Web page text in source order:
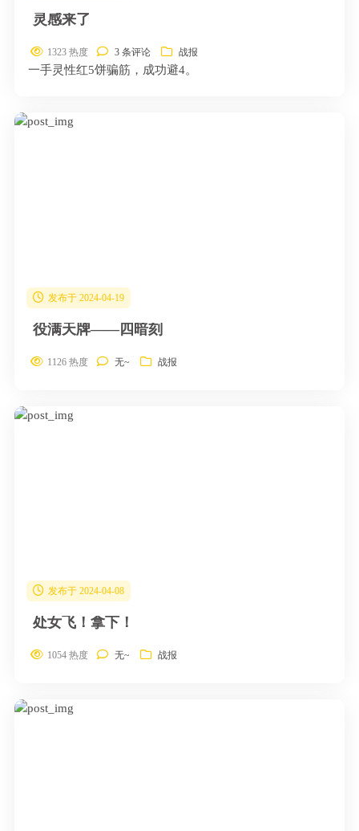
灵感来了
1323 热度 3 条评论 战报
一手灵性红5饼骗筋，成功避4。
发布于 2024-04-19
役满天牌——四暗刻
1126 热度 无~ 战报
发布于 2024-04-08
处女飞！拿下！
1054 热度 无~ 战报